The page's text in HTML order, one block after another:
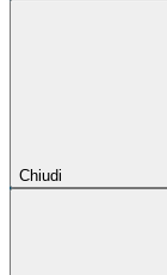
Chiudi